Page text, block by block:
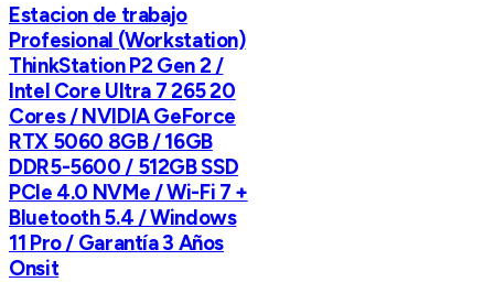
Estacion de trabajo
Profesional (Workstation)
ThinkStation P2 Gen 2 /
Intel Core Ultra 7 265 20
Cores / NVIDIA GeForce
RTX 5060 8GB / 16GB
DDR5-5600 / 512GB SSD
PCIe 4.0 NVMe / Wi-Fi 7 +
Bluetooth 5.4 / Windows
11 Pro / Garantía 3 Años
Onsit